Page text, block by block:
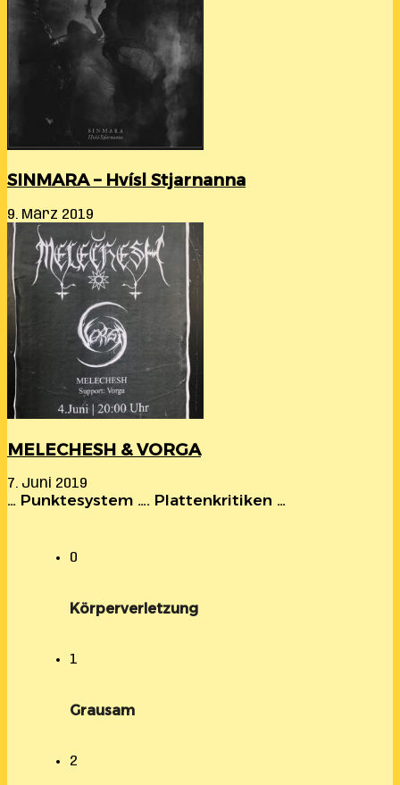
SINMARA – Hvísl Stjarnanna
9. März 2019
MELECHESH & VORGA
7. Juni 2019
… Punktesystem …. Plattenkritiken …
0
Körperverletzung
1
Grausam
2